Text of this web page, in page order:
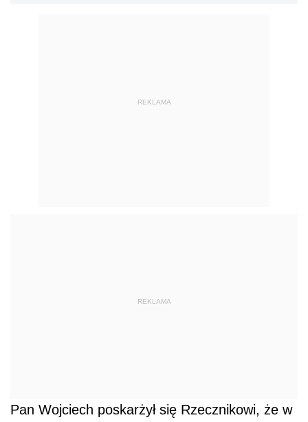
REKLAMA
REKLAMA
Pan Wojciech poskarżył się Rzecznikowi, że w